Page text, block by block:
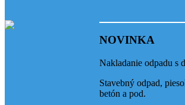
NOVINKA
Nakladanie odpadu s
Stavebný odpad,
betón a pod.